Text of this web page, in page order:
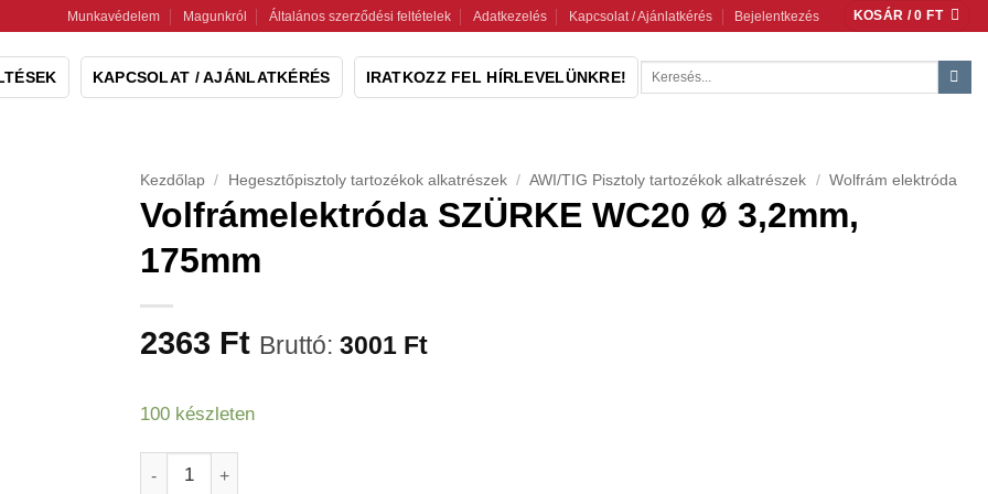
Munkavédelem Magunkról Általános szerződési feltételek Adatkezelés Kapcsolat / Ajánlatkérés Bejelentkezés KOSÁR /0 FT
KAPCSOLAT / AJÁNLATKÉRÉS IRATKOZZ FEL HÍRLEVELÜNKRE!
Kezdőlap / Hegesztőpisztoly tartozékok alkatrészek / AWI/TIG Pisztoly tartozékok alkatrészek / Wolfrám elektróda
Volfrámelektróda SZÜRKE WC20 Ø 3,2mm,
175mm
2363 Ft Bruttó: 3001 Ft
100 készleten
Volfrámelektróda SZÜRKE WC20 Ø 3,2mm, 175mm mennyiség